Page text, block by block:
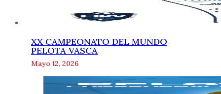
XX CAMPEONATO DEL MUNDO
PELOTA VASCA
Mayo 12, 2026